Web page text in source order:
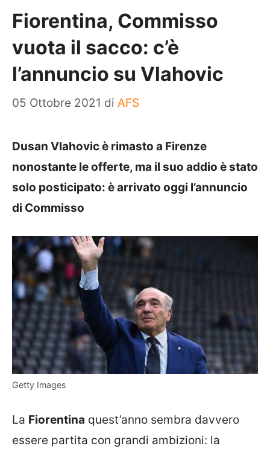
Fiorentina, Commisso
vuota il sacco: c’è
l’annuncio su Vlahovic
05 Ottobre 2021 di AFS
Dusan Vlahovic è rimasto a Firenze
nonostante le offerte, ma il suo addio è stato
solo posticipato: è arrivato oggi l’annuncio
di Commisso
Getty Images
La Fiorentina quest’anno sembra davvero
essere partita con grandi ambizioni: la